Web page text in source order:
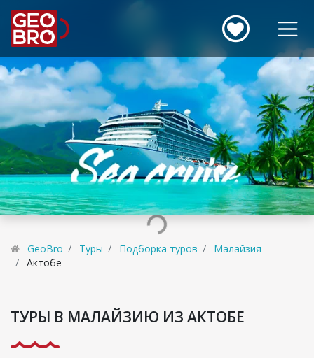
GeoBro Туры Подборка туров
Малайзия
Актобе
ТУРЫ В МАЛАЙЗИЮ ИЗ АКТОБЕ